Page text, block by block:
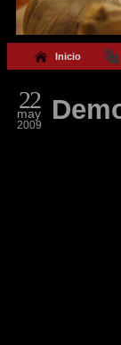
Inicio
22
may
2009